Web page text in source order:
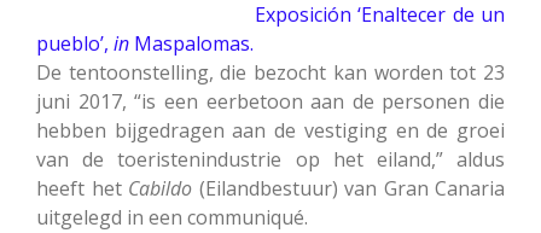
Exposición ‘Enaltecer de un
pueblo’, in Maspalomas.
De tentoonstelling, die bezocht kan worden tot 23
juni 2017, “is een eerbetoon aan de personen die
hebben bijgedragen aan de vestiging en de groei
van de toeristenindustrie op het eiland,” aldus
heeft het Cabildo (Eilandbestuur) van Gran Canaria
uitgelegd in een communiqué.